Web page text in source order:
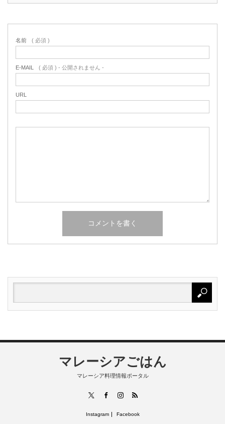
名前 ( 必須 )
E-MAIL ( 必須 ) - 公開されません -
URL
マレーシアごはん
マレーシア料理情報ポータル
FacebookInstagram
RSS
Instagram Facebook